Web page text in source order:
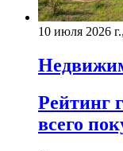
10 июля 2026
Рейтинг
всего